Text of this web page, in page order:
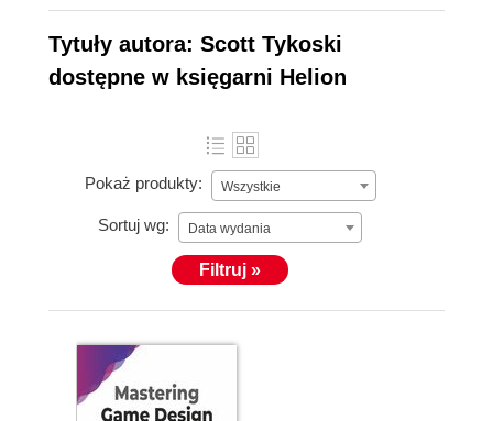
Tytuły autora: Scott Tykoski
dostępne w księgarni Helion
Pokaż produkty: Wszystkie
Sortuj wg: Data wydania
Filtruj »